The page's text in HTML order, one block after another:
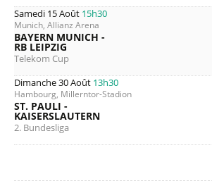
Samedi 15 Août 15h30
Munich, Allianz Arena
BAYERN MUNICH -
RB LEIPZIG
Telekom Cup
Dimanche 30 Août 13h30
Hambourg, Millerntor-Stadion
ST. PAULI -
KAISERSLAUTERN
2. Bundesliga